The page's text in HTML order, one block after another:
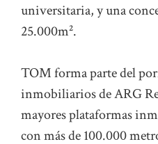
universitaria, y una
25.000m².
TOM forma parte del
inmobiliarios de ARG
mayores plataformas
con más de 100.000